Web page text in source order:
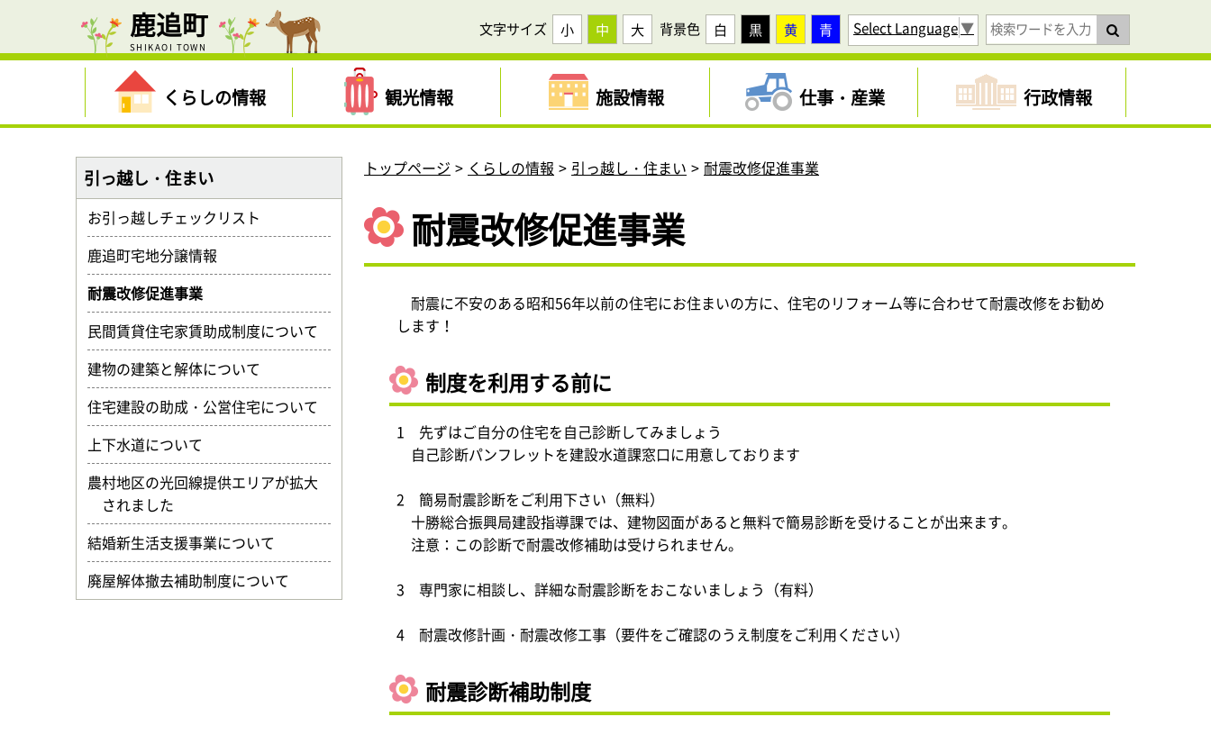
鹿追町
SHIKAOI TOWN
文字サイズ 小 中 大 背景色 白 黒 黄 青 Select Language▼
くらしの情報 観光情報 施設情報 仕事・産業 行政情報
トップページ くらしの情報 引っ越し・住まい 耐震改修促進事業
耐震改修促進事業
耐震に不安のある昭和56年以前の住宅にお住まいの方に、住宅のリフォーム等に合わせて耐震改修をお勧め
します！
制度を利用する前に
1 先ずはご自分の住宅を自己診断してみましょう
自己診断パンフレットを建設水道課窓口に用意しております
2 簡易耐震診断をご利用下さい（無料）
十勝総合振興局建設指導課では、建物図面があると無料で簡易診断を受けることが出来ます。
注意：この診断で耐震改修補助は受けられません。
3 専門家に相談し、詳細な耐震診断をおこないましょう（有料）
4 耐震改修計画・耐震改修工事（要件をご確認のうえ制度をご利用ください）
耐震診断補助制度
引っ越し・住まい
お引っ越しチェックリスト
鹿追町宅地分譲情報
耐震改修促進事業
民間賃貸住宅家賃助成制度について
建物の建築と解体について
住宅建設の助成・公営住宅について
上下水道について
農村地区の光回線提供エリアが拡大
されました
結婚新生活支援事業について
廃屋解体撤去補助制度について